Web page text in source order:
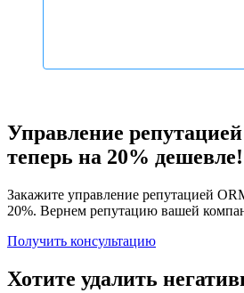
Управление
теперь на 20% дешевле!
Закажите управление репутацией
20%. Вернем репутацию вашей
Получить консультацию
Хотите удалить